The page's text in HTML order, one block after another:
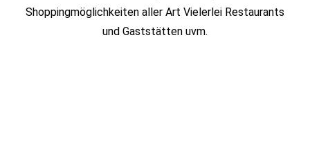
Shoppingmöglichkeiten aller Art Vielerlei Restaurants
und Gaststätten uvm.